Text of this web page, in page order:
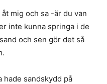
mig och sa -är du van
inte kunna springa i de
och sen gör det så
hade sandskydd på